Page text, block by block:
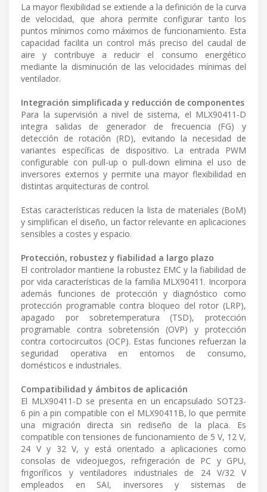
La mayor flexibilidad se extiende a la definición de la curva
de velocidad, que ahora permite configurar tanto los
puntos mínimos como máximos de funcionamiento. Esta
capacidad facilita un control más preciso del caudal de
aire y contribuye a reducir el consumo energético
mediante la disminución de las velocidades mínimas del
ventilador.
Integración simplificada y reducción de componentes
Para la supervisión a nivel de sistema, el MLX90411-D
integra salidas de generador de frecuencia (FG) y
detección de rotación (RD), evitando la necesidad de
variantes específicas de dispositivo. La entrada PWM
configurable con pull-up o pull-down elimina el uso de
inversores externos y permite una mayor flexibilidad en
distintas arquitecturas de control.
Estas características reducen la lista de materiales (BoM)
y simplifican el diseño, un factor relevante en aplicaciones
sensibles a costes y espacio.
Protección, robustez y fiabilidad a largo plazo
El controlador mantiene la robustez EMC y la fiabilidad de
por vida características de la familia MLX90411. Incorpora
además funciones de protección y diagnóstico como
protección programable contra bloqueo del rotor (LRP),
apagado por sobretemperatura (TSD), protección
programable contra sobretensión (OVP) y protección
contra cortocircuitos (OCP). Estas funciones refuerzan la
seguridad operativa en entornos de consumo,
domésticos e industriales.
Compatibilidad y ámbitos de aplicación
El MLX90411-D se presenta en un encapsulado SOT23-
6 pin a pin compatible con el MLX90411B, lo que permite
una migración directa sin rediseño de la placa. Es
compatible con tensiones de funcionamiento de 5 V, 12 V,
24 V y 32 V, y está orientado a aplicaciones como
consolas de videojuegos, refrigeración de PC y GPU,
frigoríficos y ventiladores industriales de 24 V/32 V
empleados en SAI, inversores y sistemas de